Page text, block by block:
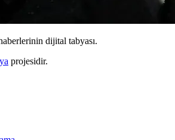
dijital tabyası.
projesidir.